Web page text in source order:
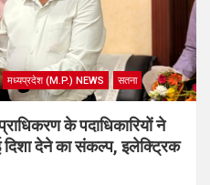
मध्यप्रदेश (M.P.) NEWS सतना
के पदाधिकारियों ने
दिशा देने का संकल्प, इलेक्ट्रिक